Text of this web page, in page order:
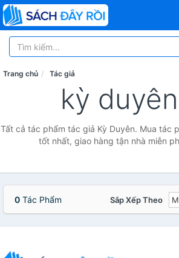
Trang chủ Tác giả
kỳ duyên
Tất cả tác phẩm tác giả Kỳ Duyên. Mua tác
tốt nhất, giao hàng tận nhà miễn
0 Tác Phẩm Sắp Xếp Theo